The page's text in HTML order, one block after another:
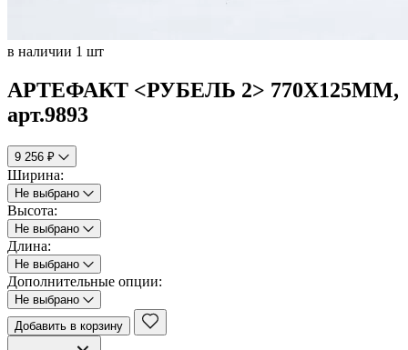
в наличии 1 шт
АРТЕФАКТ <РУБЕЛЬ 2> 770Х125ММ,
арт.9893
9 256 ₽
Ширина:
Не выбрано
Высота:
Не выбрано
Длина:
Не выбрано
Дополнительные опции:
Не выбрано
Добавить в корзину